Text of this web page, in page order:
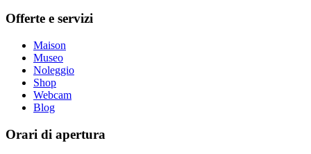
Offerte e servizi
Maison
Museo
Noleggio
Shop
Webcam
Blog
Orari di apertura